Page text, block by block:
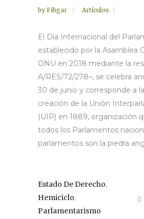
by Fibgar Artículos
El Día Internacional del
establecido por la Asamblea
ONU en 2018 mediante la
A/RES/72/278–, se celebra
30 de junio y corresponde a
creación de la Unión
(UIP) en 1889, organización
todos los Parlamentos
parlamentos son la piedra
Estado De Derecho,
Hemiciclo,
Parlamentarismo